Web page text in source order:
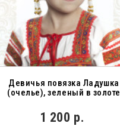
Девичья повязка Ладушка
(очелье), зеленый в золоте
1 200 р.